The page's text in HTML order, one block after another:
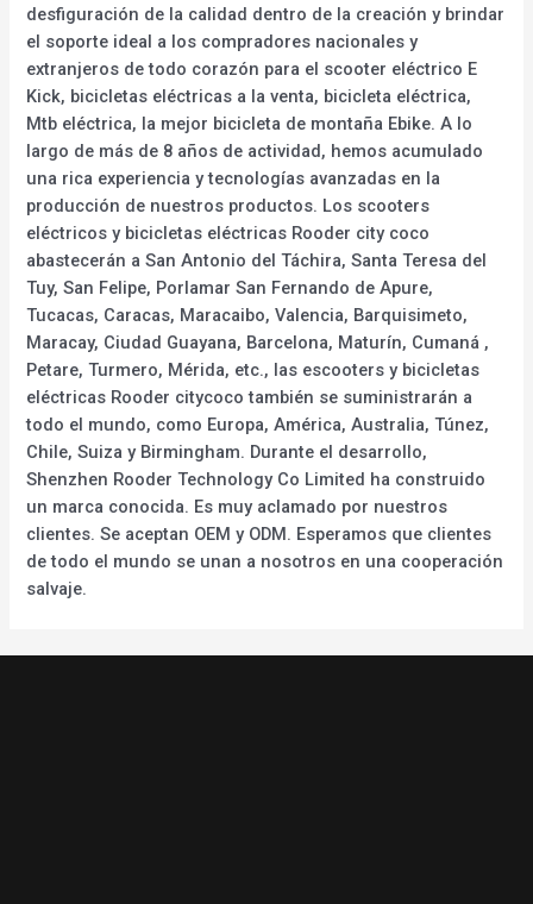
desfiguración de la calidad dentro de la creación y brindar
el soporte ideal a los compradores nacionales y
extranjeros de todo corazón para el scooter eléctrico E
Kick, bicicletas eléctricas a la venta, bicicleta eléctrica,
Mtb eléctrica, la mejor bicicleta de montaña Ebike. A lo
largo de más de 8 años de actividad, hemos acumulado
una rica experiencia y tecnologías avanzadas en la
producción de nuestros productos. Los scooters
eléctricos y bicicletas eléctricas Rooder city coco
abastecerán a San Antonio del Táchira, Santa Teresa del
Tuy, San Felipe, Porlamar San Fernando de Apure,
Tucacas, Caracas, Maracaibo, Valencia, Barquisimeto,
Maracay, Ciudad Guayana, Barcelona, Maturín, Cumaná ,
Petare, Turmero, Mérida, etc., las escooters y bicicletas
eléctricas Rooder citycoco también se suministrarán a
todo el mundo, como Europa, América, Australia, Túnez,
Chile, Suiza y Birmingham. Durante el desarrollo,
Shenzhen Rooder Technology Co Limited ha construido
un marca conocida. Es muy aclamado por nuestros
clientes. Se aceptan OEM y ODM. Esperamos que clientes
de todo el mundo se unan a nosotros en una cooperación
salvaje.